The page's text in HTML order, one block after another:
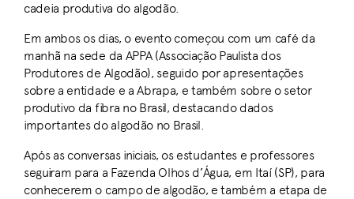
cadeia produtiva do algodão.
Em ambos os dias, o evento começou com um café da
manhã na sede da APPA (Associação Paulista dos
Produtores de Algodão), seguido por apresentações
sobre a entidade e a Abrapa, e também sobre o setor
produtivo da fibra no Brasil, destacando dados
importantes do algodão no Brasil.
Após as conversas iniciais, os estudantes e professores
seguiram para a Fazenda Olhos d’Água, em Itaí (SP), para
conhecerem o campo de algodão, e também a etapa de